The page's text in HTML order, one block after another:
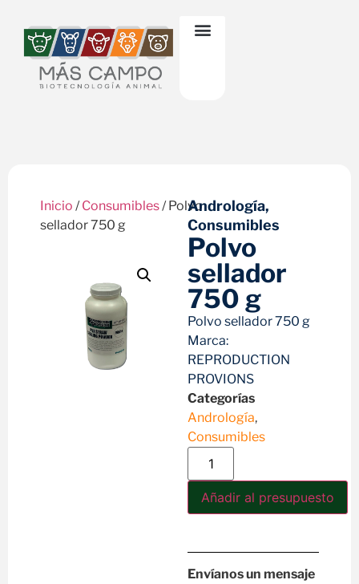
Inicio /Consumibles/ Polvo
sellador 750 g
Andrología,
Consumibles
Polvo
sellador
750 g
Polvo sellador 750 g
Marca:
REPRODUCTION
PROVIONS
Categorías
Andrología,
Consumibles
Añadir al presupuesto
Envíanos un mensaje